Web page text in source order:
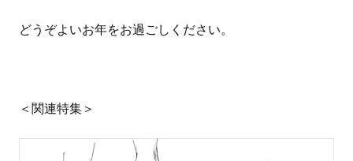
どうぞよいお年をお過ごしください。
＜関連特集＞